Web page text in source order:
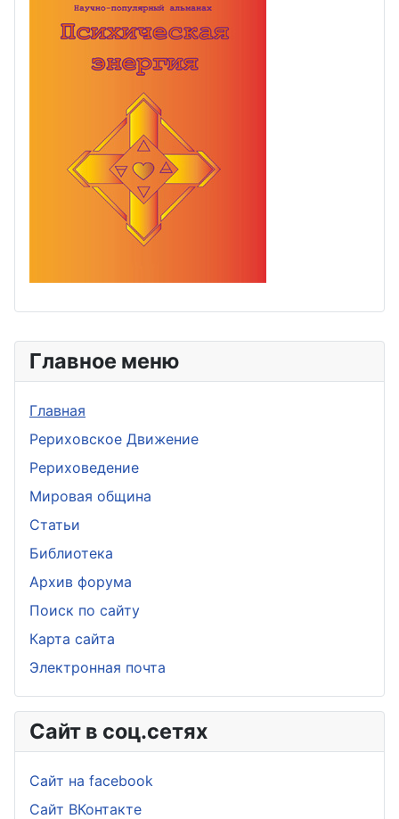
Главное меню
Главная
Рериховское Движение
Рериховедение
Мировая община
Статьи
Библиотека
Архив форума
Поиск по сайту
Карта сайта
Электронная почта
Сайт в соц.сетях
Сайт на facebook
Сайт ВКонтакте